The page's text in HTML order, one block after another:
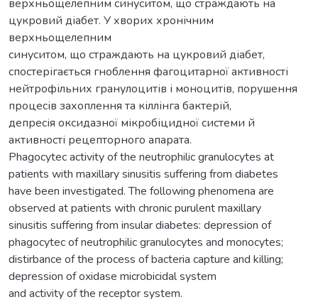
верхньощелепним синуситом, що страждають на
цукровий діабет. У хворих хронічним
верхньощелепним
синуситом, що страждають на цукровий діабет,
спостерігається гноблення фагоцитарної активності
нейтрофільних гранулоцитів і моноцитів, порушення
процесів захоплення та кіллінга бактерій,
депресія оксидазної мікробіцидної системи й
активності рецепторного апарата.
Рhagocytec activity of the neutrophilic granulocytes at
patients with maxillary sinusitis suffering from diabetes
have been investigated. The following phenomena are
observed at patients with chronic purulent maxillary
sinusitis suffering from insular diabetes: depression of
phagocytec of neutrophilic granulocytes and monocytes;
distirbance of the process of bacteria capture and killing;
depression of oxidase microbicidal system
and activity of the receptor system.